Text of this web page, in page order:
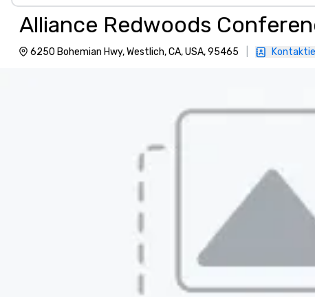
Alliance Redwoods
6250 Bohemian Hwy, Westlich, CA, USA, 95465